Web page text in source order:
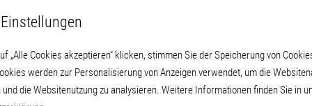
Leimfarbe 58
für Anstriche auf Decken- und
„Alle Cookies akzeptieren“ klicken, stimmen Sie der Speicherung von
werden zur Personalisierung von Anzeigen verwendet, um die
die Websitenutzung zu analysieren. Weitere Informationen finden Sie in